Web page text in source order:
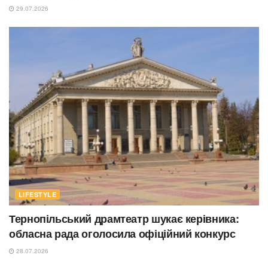
29.07.2026
LIFESTYLE
Тернопільський драмтеатр шукає керівника:
обласна рада оголосила офіційний конкурс
28.07.2026